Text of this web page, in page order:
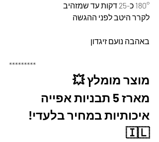
180° כ-25 דקות עד שמזהיב
לקרר היטב לפני ההגשה
באהבה נועם זיגדון
*********
מוצר מומלץ 💥
מארז 5 תבניות אפייה
איכותיות במחיר בלעדי!
🇮🇱